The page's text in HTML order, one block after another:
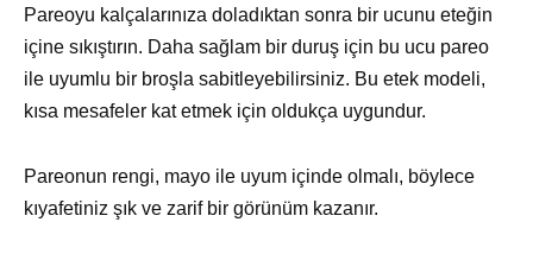
Pareoyu kalçalarınıza doladıktan sonra bir ucunu eteğin
içine sıkıştırın. Daha sağlam bir duruş için bu ucu pareo
ile uyumlu bir broşla sabitleyebilirsiniz. Bu etek modeli,
kısa mesafeler kat etmek için oldukça uygundur.
Pareonun rengi, mayo ile uyum içinde olmalı, böylece
kıyafetiniz şık ve zarif bir görünüm kazanır.